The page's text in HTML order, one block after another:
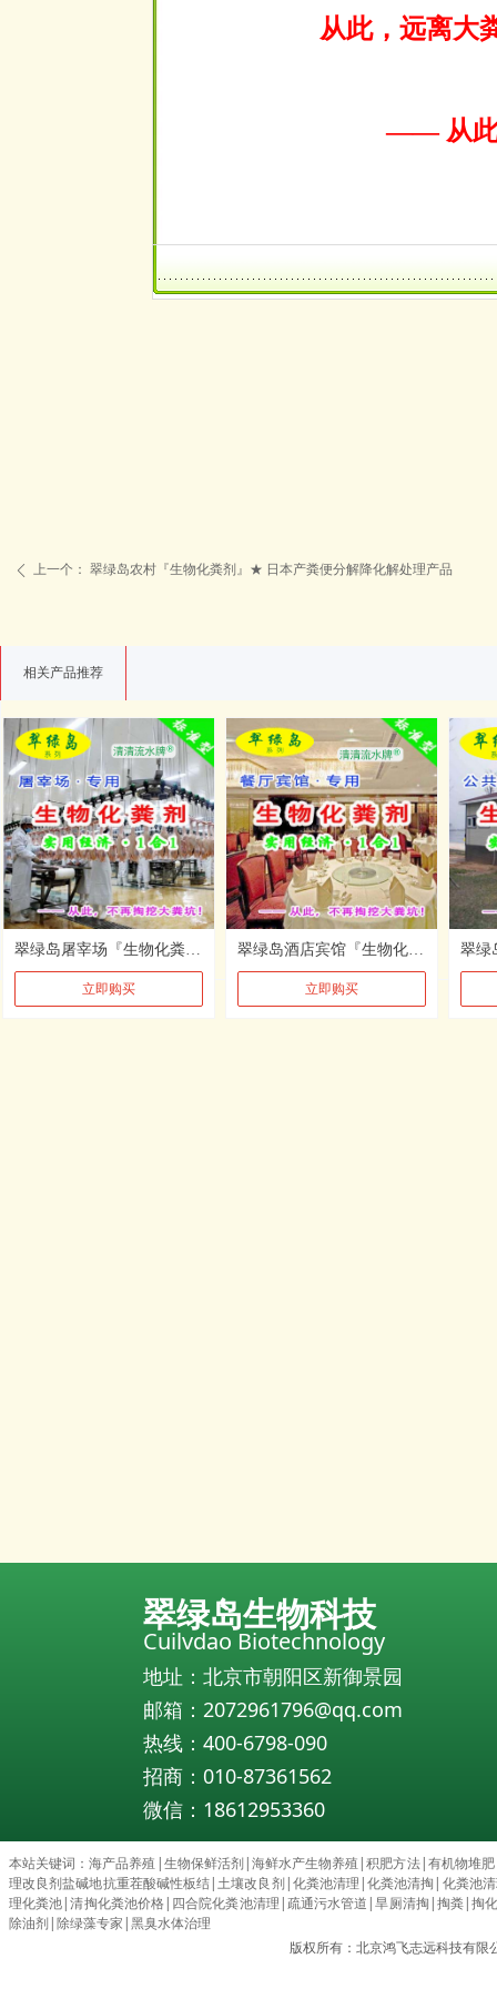
相关产品推荐
翠绿岛屠宰场『生物化粪剂』★ 日本产粪便分解降化解处理产品
立即购买
翠绿岛酒店宾馆『生物化粪剂』★ 日本产粪便降化解处理帮手
立即购买
ꄴ 上一个： 翠绿岛农村『生物化粪剂』★ 日本产粪便分解降化解处理产品
从此，远离大
—— 从此
翠绿岛生物科技
Cuilvdao Biotechnology
地址：北京市朝阳区新御景园
邮箱：2072961796@qq.com
热线：400-6798-090
招商：010-87361562
微信：18612953360
本站关键词：海产品养殖 |生物保鲜活剂|海鲜水产生物养殖 |积肥方法|有机物堆肥
理改良剂盐碱地抗重茬酸碱性板结|土壤改良剂|化粪池清理 |化粪池清掏 | 化粪池
理化粪池|清掏化粪池价格| 四合院化粪池清理 |疏通污水管道 |旱厕清掏 |掏粪|掏
除油剂|除绿藻专家 |黑臭水体治理
版权所有：北京鸿飞志远科技有